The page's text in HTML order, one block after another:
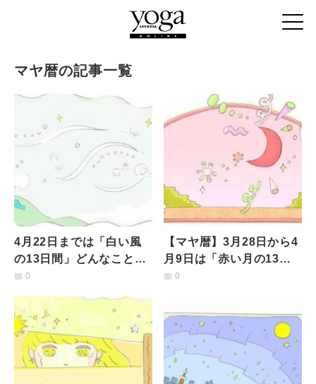
マヤ暦の記事一覧
4月22日までは「白い風
の13日間」どんなことを
意識して過ごすべき？
0
【マヤ暦】3月28日から4
月9日は「赤い月の13日
間」どんなことを意識し
0